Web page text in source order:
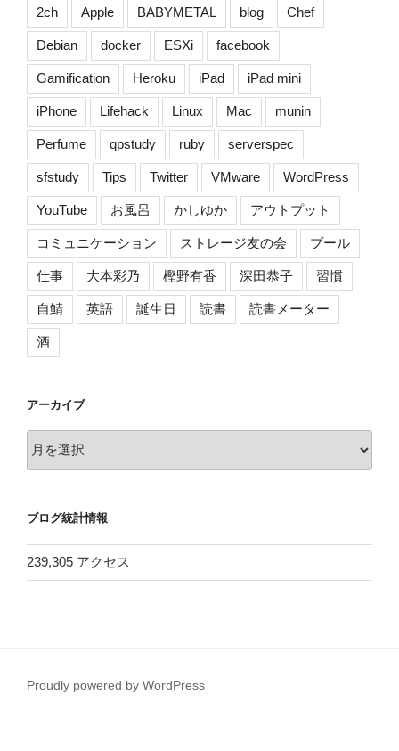
2ch Apple BABYMETAL blog Chef
Debian docker ESXi facebook
Gamification Heroku iPad iPad mini
iPhone Lifehack Linux Mac munin
Perfume qpstudy ruby serverspec
sfstudy Tips Twitter VMware WordPress
YouTube お風呂 かしゆか アウトプット
コミュニケーション ストレージ友の会 プール
仕事 大本彩乃 樫野有香 深田恭子 習慣
自鯖 英語 誕生日 読書 読書メーター
酒
アーカイブ
ー
ブ
ブログ統計情報
239,305 アクセス
Proudly powered by WordPress